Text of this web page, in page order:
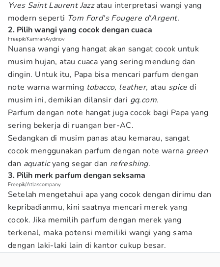
Yves Saint Laurent Jazzatau interpretasi wangi yang
modern seperti Tom Ford's Fougere d'Argent.
2. Pilih wangi yang cocok dengan cuaca
Freepik/KamranAydinov
Nuansa wangi yang hangat akan sangat cocok untuk
musim hujan, atau cuaca yang sering mendung dan
dingin. Untuk itu, Papa bisa mencari parfum dengan
note warna warming tobacco, leather, atau spicedi
musim ini, demikian dilansir dari gq.com.
Parfum dengan note hangat juga cocok bagi Papa yang
sering bekerja di ruangan ber-AC.
Sedangkan di musim panas atau kemarau, sangat
cocok menggunakan parfum dengan note warna green
dan aquaticyang segar dan refreshing.
3. Pilih merk parfum dengan seksama
Freepik/Atlascompany
Setelah mengetahui apa yang cocok dengan dirimu dan
kepribadianmu, kini saatnya mencari merek yang
cocok. Jika memilih parfum dengan merek yang
terkenal, maka potensi memiliki wangi yang sama
dengan laki-laki lain di kantor cukup besar.